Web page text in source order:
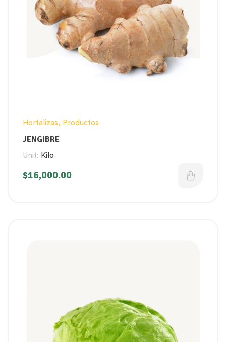
Hortalizas, Productos
JENGIBRE
Unit: Kilo
$16,000.00